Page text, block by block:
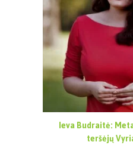
Ieva Budraitė:
teršėjų